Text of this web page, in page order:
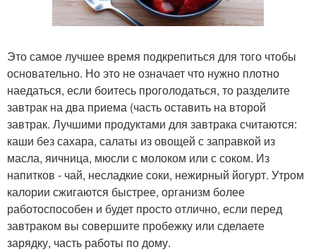
Это самое лучшее время подкрепиться для того чтобы
основательно. Но это не означает что нужно плотно
наедаться, если боитесь проголодаться, то разделите
завтрак на два приема (часть оставить на второй
завтрак. Лучшими продуктами для завтрака считаются:
каши без сахара, салаты из овощей с заправкой из
масла, яичница, мюсли с молоком или с соком. Из
напитков - чай, несладкие соки, нежирный йогурт. Утром
калории сжигаются быстрее, организм более
работоспособен и будет просто отлично, если перед
завтраком вы совершите пробежку или сделаете
зарядку, часть работы по дому.